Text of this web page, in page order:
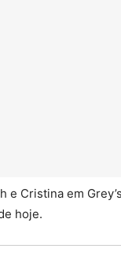
e Cristina em
hoje.